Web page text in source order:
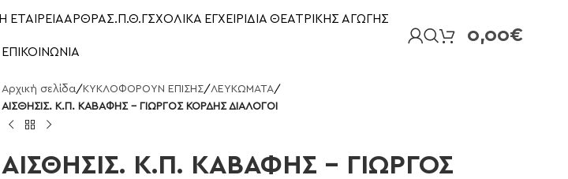
Η ΕΤΑΙΡΕΙΑΑΡΘΡΑΣ.Π.Θ.ΓΣΧΟΛΙΚΑ ΕΓΧΕΙΡΙΔΙΑ ΘΕΑΤΡΙΚΗΣ ΑΓΩΓΗΣ
ΕΠΙΚΟΙΝΩΝΙΑ
0,00€
Αρχική σελίδα/ ΚΥΚΛΟΦΟΡΟΥΝ ΕΠΙΣΗΣ/ΛΕΥΚΩΜΑΤΑ/
ΑΙΣΘΗΣΙΣ. Κ.Π. ΚΑΒΑΦΗΣ – ΓΙΩΡΓΟΣ ΚΟΡΔΗΣ ΔΙΑΛΟΓΟΙ
ΑΙΣΘΗΣΙΣ. Κ.Π. ΚΑΒΑΦΗΣ – ΓΙΩΡΓΟΣ